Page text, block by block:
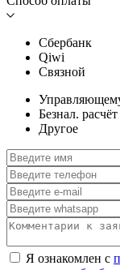
Сбербанк
Qiwi
Связной
Безнал. расчёт
Другое
Я ознакомлен с